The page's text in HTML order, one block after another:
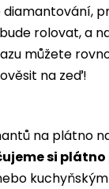
rolovat, a
můžete
na zeď!
na plátno
si